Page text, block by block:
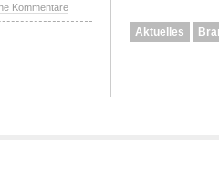
Kommentare
Aktuelles